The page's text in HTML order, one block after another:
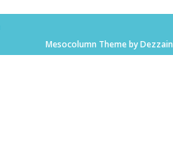
Mesocolumn Theme by Dezzain